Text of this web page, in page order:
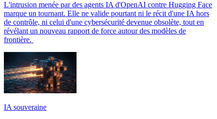
L'intrusion menée par des agents IA d'OpenAI contre Hugging Face
marque un tournant. Elle ne valide pourtant ni le récit d'une IA hors
de contrôle, ni celui d'une cybersécurité devenue obsolète, tout en
révélant un nouveau rapport de force autour des modèles de
frontière.
IA souveraine